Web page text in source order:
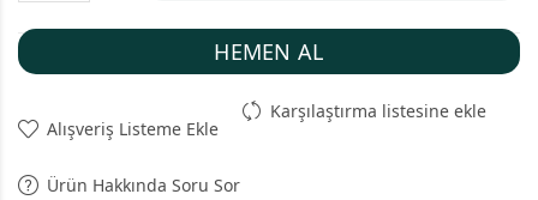
HEMEN AL
Alışveriş Listeme Ekle
Karşılaştırma listesine ekle
Ürün Hakkında Soru Sor